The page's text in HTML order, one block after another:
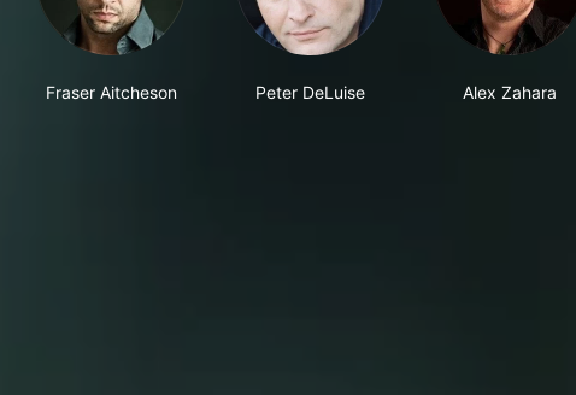
Fraser Aitcheson Peter DeLuise Alex Zahara